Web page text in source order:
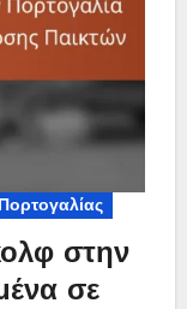
στην
σε